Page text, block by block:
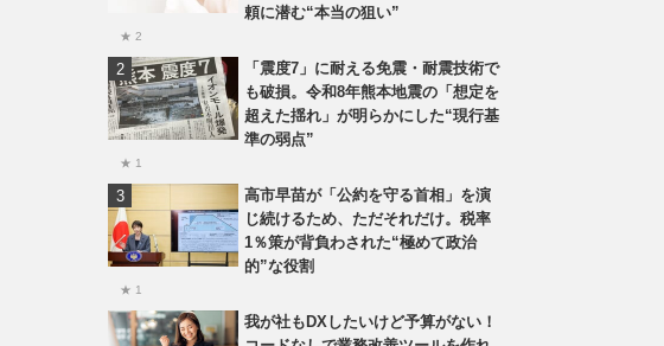
頼に潜む“本当の狙い”
★ 2
「震度7」に耐える免震・耐震技術で
も破損。令和8年熊本地震の「想定を
超えた揺れ」が明らかにした“現行基
準の弱点”
★ 1
高市早苗が「公約を守る首相」を演
じ続けるため、ただそれだけ。税率
1％策が背負わされた“極めて政治
的”な役割
★ 1
我が社もDXしたいけど予算がない！